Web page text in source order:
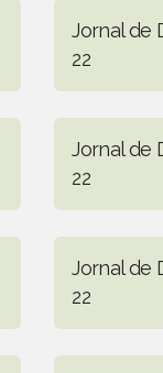
Jornal de
22
Jornal de
22
Jornal de
22